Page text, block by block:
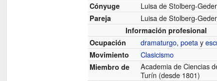
Cónyuge Luisa de Stolberg-
Pareja Luisa de Stolberg-
Información profesional
Ocupación
dramaturgo,poetay
Movimiento Clasicismo
Miembro de
Academia de Ciencias
Turín (desde 1801)